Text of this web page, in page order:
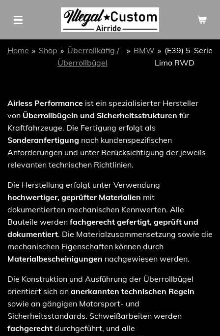
Hauptinhalt
Home » Shop » Überrollkäfig /
Überrollbügel
» BMW » (E39) 5-Serie
Limo RWD
Airless Performance ist ein spezialisierter Hersteller
von Überrollbügeln und Sicherheitsstrukturen für
Kraftfahrzeuge. Die Fertigung erfolgt als
Sonderanfertigung nach kundenspezifischen
Anforderungen und unter Berücksichtigung der jeweils
relevanten technischen Richtlinien.
Die Herstellung erfolgt unter Verwendung
hochwertiger, geprüfter Materialien mit
dokumentierten mechanischen Kennwerten. Alle
Bauteile werden fachgerecht gefertigt, geprüft und
dokumentiert. Die Materialzusammensetzung sowie die
mechanischen Eigenschaften können durch
Materialbescheinigungen nachgewiesen werden.
Die Konstruktion und Ausführung der Überrollbügel
orientiert sich an anerkannten technischen Regeln
sowie an gängigen Motorsport- und
Sicherheitsstandards. Schweißarbeiten werden
fachgerecht durchgeführt, und alle